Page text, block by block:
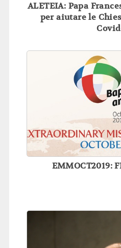
ALETEIA: Papa
per aiutare le
EMMOCT2019: